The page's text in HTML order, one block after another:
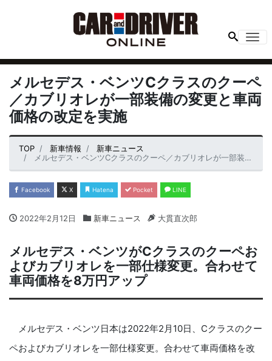
メルセデス・ベンツCクラスのクーペ
／カブリオレが一部装備の変更と車両
価格の改定を実施
TOP 新車情報
新車ニュース
メルセデス・ベンツCクラスのクーペ／カブリオレが一部装備の変更と車両価格の改定を実施
Facebook X Hatena Pocket LINE
2022年2月12日 新車ニュース 大貫直次郎
メルセデス・ベンツがCクラスのクーペお
よびカブリオレを一部仕様変更。合わせて
車両価格を8万円アップ
メルセデス・ベンツ日本は2022年2月10日、Cクラスのクー
ペおよびカブリオレを一部仕様変更。合わせて車両価格を改